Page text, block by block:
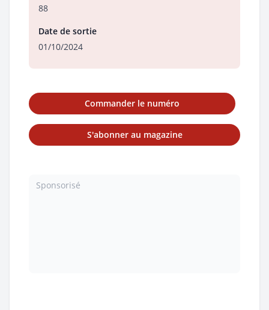
88
Date de sortie
01/10/2024
Commander le numéro
S'abonner au magazine
Sponsorisé